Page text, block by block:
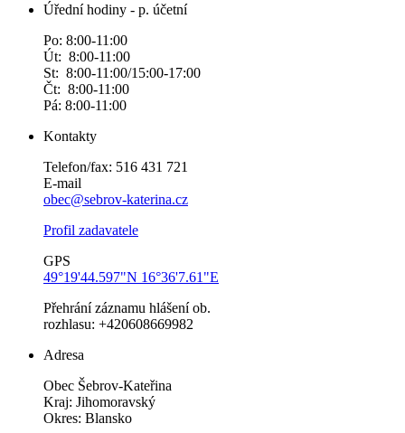
Úřední hodiny - p. účetní
Po: 8:00-11:00
Út: 8:00-11:00
St: 8:00-11:00/15:00-17:00
Čt: 8:00-11:00
Pá: 8:00-11:00
Kontakty
Telefon/fax: 516 431 721
E-mail
obec@sebrov-katerina.cz
Profil zadavatele
GPS
49°19'44.597"N 16°36'7.61"E
Přehrání záznamu hlášení ob.
rozhlasu: +420608669982
Adresa
Obec Šebrov-Kateřina
Kraj: Jihomoravský
Okres: Blansko